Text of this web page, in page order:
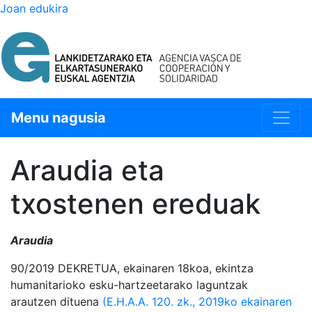
Joan edukira
Menu nagusia
Araudia eta
txostenen ereduak
Araudia
90/2019 DEKRETUA, ekainaren 18koa, ekintza
humanitarioko esku-hartzeetarako laguntzak
arautzen dituena (E.H.A.A. 120. zk., 2019ko ekainaren